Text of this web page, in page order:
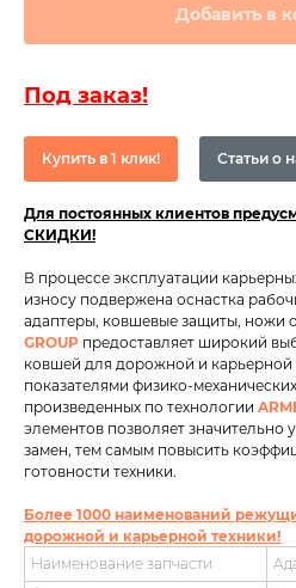
Добавить в
Под заказ!
Купить в 1 клик! Статьи о
Для постоянных клиентов
СКИДКИ!
В процессе эксплуатации
износу подвержена оснастка
адаптеры, ковшевые защиты, ножи
GROUP предоставляет широкий
ковшей для дорожной и
показателями физико-
произведенных по технологии
элементов позволяет значительно
замен, тем самым повысить
готовности техники.
Более 1000 наименований
дорожной и карьерной техники!
Наименование запчасти